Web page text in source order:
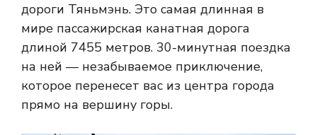
дороги Тяньмэнь. Это самая длинная в
мире пассажирская канатная дорога
длиной 7455 метров. 30-минутная поездка
на ней — незабываемое приключение,
которое перенесет вас из центра города
прямо на вершину горы.